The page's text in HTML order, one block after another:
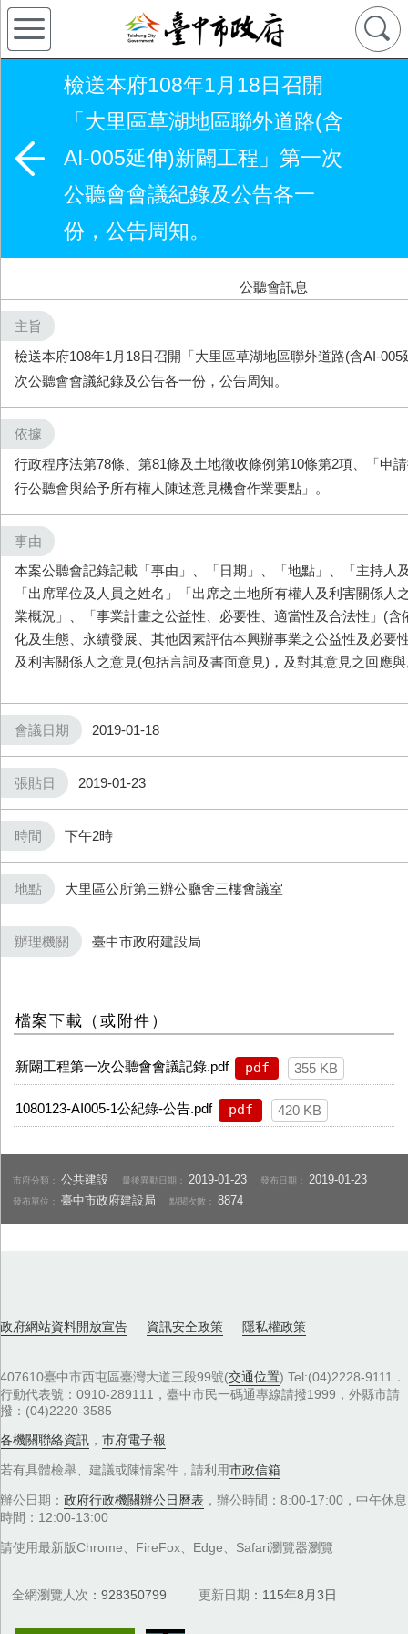
檢送本府108年1月18日召開
「大里區草湖地區聯外道路(含
AI-005延伸)新闢工程」第一次
公聽會會議紀錄及公告各一
份，公告周知。
公聽會訊息
主旨
檢送本府108年1月18日召開「大里區草湖地區聯外道路(含AI-
次公聽會會議紀錄及公告各一份，公告周知。
依據
行政程序法第78條、第81條及土地徵收條例第10條第2項、「申
行公聽會與給予所有權人陳述意見機會作業要點」。
事由
本案公聽會記錄記載「事由」、「日期」、「地點」、「主持人
「出席單位及人員之姓名」「出席之土地所有權人及利害關係人
業概況」、「事業計畫之公益性、必要性、適當性及合法性」(含
化及生態、永續發展、其他因素評估本興辦事業之公益性及必要
及利害關係人之意見(包括言詞及書面意見)，及對其意見之回應
會議日期 2019-01-18
張貼日 2019-01-23
時間 下午2時
地點 大里區公所第三辦公廳舍三樓會議室
辦理機關 臺中市政府建設局
檔案下載（或附件）
新闢工程第一次公聽會會議記錄.pdf pdf 355 KB
1080123-AI005-1公紀錄-公告.pdf pdf 420 KB
市府分類：公共建設 最後異動日期： 2019-01-23 發布日期： 2019-01-23
發布單位：臺中市政府建設局 點閱次數：8874
政府網站資料開放宣告 資訊安全政策 隱私權政策
407610臺中市西屯區臺灣大道三段99號(交通位置) Tel:(04)2228-9111．
行動代表號：0910-289111，臺中市民一碼通專線請撥1999，外縣市請
撥：(04)2220-3585
各機關聯絡資訊 ， 市府電子報
若有具體檢舉、建議或陳情案件，請利用市政信箱
辦公日期： 政府行政機關辦公日曆表 ，辦公時間：8:00-17:00，中午休息
時間：12:00-13:00
請使用最新版Chrome、FireFox、Edge、Safari瀏覽器瀏覽
全網瀏覽人次 928350799 更新日期 115年8月3日